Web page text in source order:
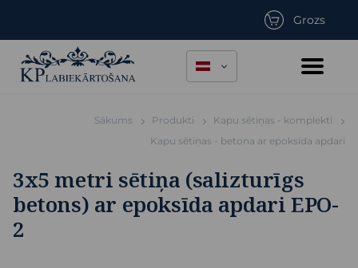
Grozs
Sākums Produkti
Kapu sētiņas - komplekti
Kapu sētiņas - betona ar epoksīda apdari
3x5 metri sētiņa (salizturīgs
betons) ar epoksīda apdari EPO-
2